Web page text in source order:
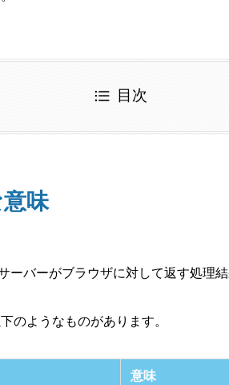
目次
味
ーバーがブラウザに対して返す処理結
のようなものがあります。
意味